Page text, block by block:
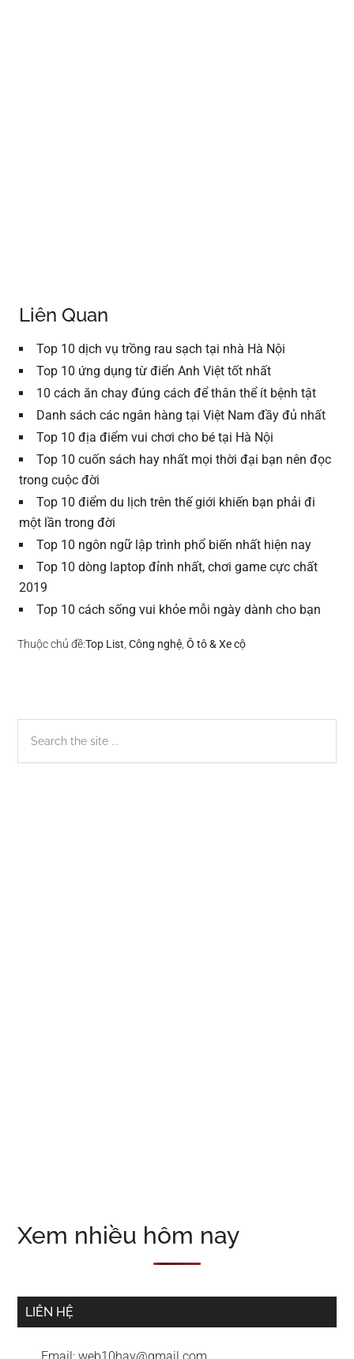
Liên Quan
Top 10 dịch vụ trồng rau sạch tại nhà Hà Nội
Top 10 ứng dụng từ điển Anh Việt tốt nhất
10 cách ăn chay đúng cách để thân thể ít bệnh tật
Danh sách các ngân hàng tại Việt Nam đầy đủ nhất
Top 10 địa điểm vui chơi cho bé tại Hà Nội
Top 10 cuốn sách hay nhất mọi thời đại bạn nên đọc
trong cuộc đời
Top 10 điểm du lịch trên thế giới khiến bạn phải đi
một lần trong đời
Top 10 ngôn ngữ lập trình phổ biến nhất hiện nay
Top 10 dòng laptop đỉnh nhất, chơi game cực chất
2019
Top 10 cách sống vui khỏe mỗi ngày dành cho bạn
Thuộc chủ đề:Top List ,Công nghệ ,Ô tô & Xe cộ
Sidebar
chính
the
Xem nhiều hôm nay
LIÊN HỆ